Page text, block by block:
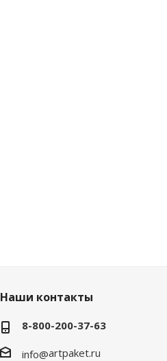
Наши контакты
8-800-200-37-63
info@artpaket.ru